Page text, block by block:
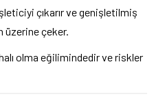
çıkarır ve genişletilmiş
üzerine çeker.
olma eğilimindedir ve riskler